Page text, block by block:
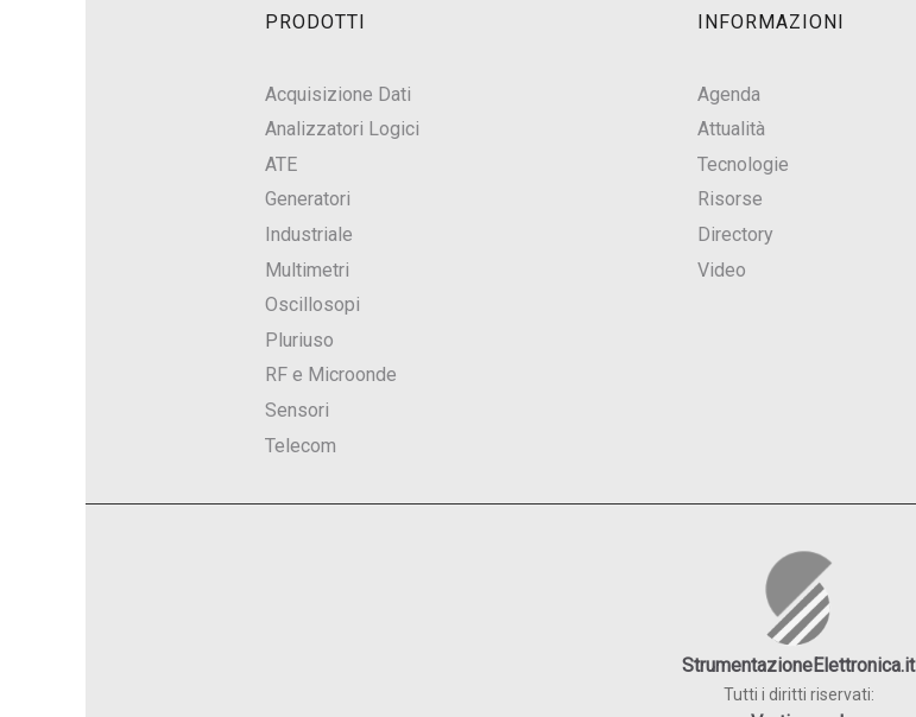
PRODOTTI
Acquisizione Dati
Analizzatori Logici
ATE
Generatori
Industriale
Multimetri
Oscillosopi
Pluriuso
RF e Microonde
Sensori
Telecom
INFORMAZIONI
Agenda
Attualità
Tecnologie
Risorse
Directory
Video
StrumentazioneElettronica.it
Tutti i diritti riservati: